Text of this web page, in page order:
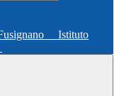
Istituto